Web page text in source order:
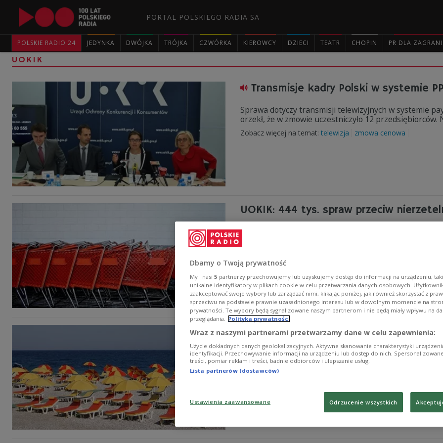
PORTAL POLSKIEGO RADIA SA
POLSKIE RADIO 24 JEDYNKA DWÓJKA TRÓJKA CZWÓRKA KIEROWCY DZIECI TEATR CHOPIN PR DLA
UOKIK
Transmisje kadry Polski w systemie
Sprawa dotyczy transmisji telewizyjnych w systemie
orzekł, że w zmowie uczestniczyło 12 przedsiębiorców.
Zobacz więcej na temat: telewizja zmowa cenowa
UOKIK: 444 tys. spraw przeciw
Polacy są coraz bardziej świadomi swoich praw. Co
Polskie prawo nie chroni skutecznie
Nadal zagraniczne wyjazdy polskich turystów wiążą
Białej ogłosiło upadłość. Były pieniądze na
wycieczkę, a nie wyjechali - już nie mogą liczyć na
Dbamy o Twoją prywatność
My i nasi 5 partnerzy przechowujemy lub uzyskujemy dostęp do informacji na urządzeniu,
unikalne identyfikatory w plikach cookie w celu przetwarzania danych osobowych.
zaakceptować swoje wybory lub zarządzać nimi, klikając poniżej, jak również skorzystać z
sprzeciwu na podstawie prawnie uzasadnionego interesu lub w dowolnym momencie na
prywatności. Te wybory będą sygnalizowane naszym partnerom i nie będą miały wpływu na
przeglądania. Polityka prywatności
Wraz z naszymi partnerami przetwarzamy dane w celu zapewnienia:
Użycie dokładnych danych geolokalizacyjnych. Aktywne skanowanie charakterystyki
identyfikacji. Przechowywanie informacji na urządzeniu lub dostęp do nich.
treści, pomiar reklam i treści, badnie odbiorców i ulepszanie usług.
Lista partnerów (dostawców)
Ustawienia zaawansowane Odrzucenie wszystkich